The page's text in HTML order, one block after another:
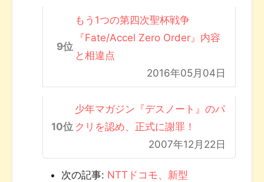
もう1つの第四次聖杯戦争
『Fate/Accel Zero Order』内容
と相違点
2016年05月04日
少年マガジン『デスノート』のパ
クリを認め、正式に謝罪！
2007年12月22日
次の記事: NTTドコモ、新型